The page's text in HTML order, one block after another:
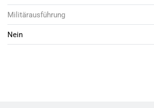
Militärausführung
Nein